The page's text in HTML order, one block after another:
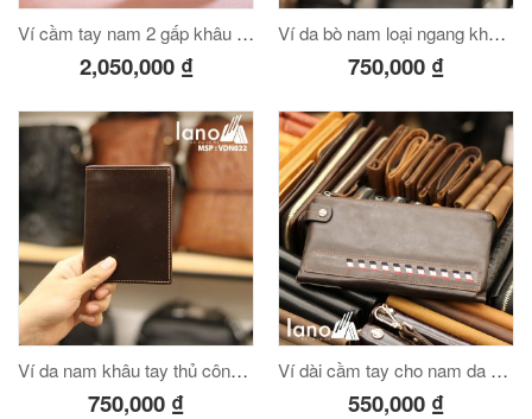
Ví cầm tay nam 2 gấp khâu tay Lano VCTK06
2,050,000 ₫
Ví da bò nam loại ngang khâu tay thủ công VDN24
750,000 ₫
Ví da nam khâu tay thủ công thời trang sang trọng VDN22
750,000 ₫
Ví dài cầm tay cho nam da bò thời trang công sở VCTN014
550,000 ₫